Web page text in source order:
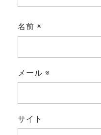
名前※
メール※
サイト